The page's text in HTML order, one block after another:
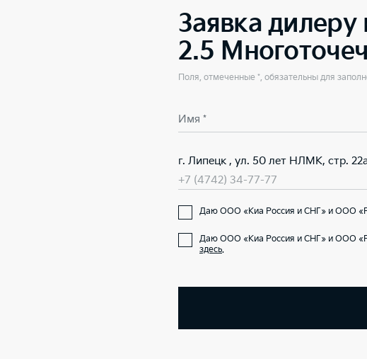
Заявка
2.5
Поля, отмеченные *, обязательны для
Имя *
г. Липецк , ул. 50 лет НЛМК, стр.
+7 (4742) 34-77-77
Даю ООО «Киа Россия и СНГ» и ООО
Даю ООО «Киа Россия и СНГ» и ООО
здесь.